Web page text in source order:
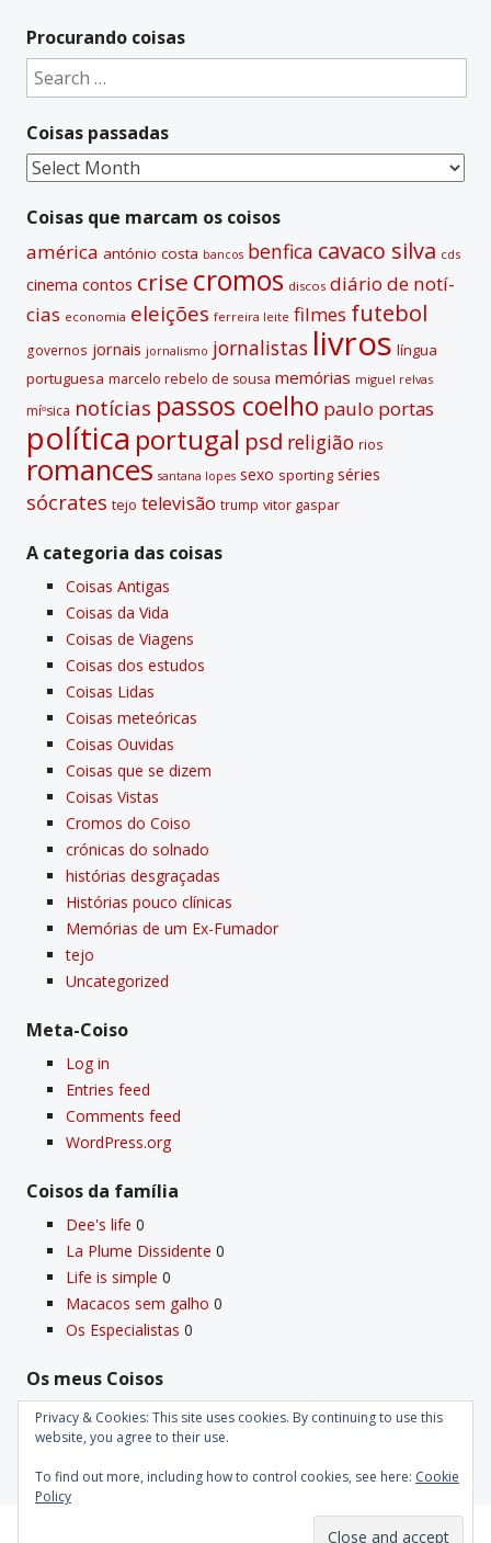
t
e
a
t
i
v
Procurando coisas
Search
for:
Coisas passadas
Coisas
Coisas que marcam os coisos
américa antónio costa bancos benfica cavaco silva cds
cinema contos crise cromos discos diário de notí­
cias economia eleições ferreira leite filmes futebol
governos jornais jornalismo jornalistas livros lí­ngua
portuguesa marcelo rebelo de sousa memórias miguel relvas
míºsica notí­cias passos coelho paulo portas
polí­tica portugal psd religião rios
romances santana lopes sexo sporting séries
sócrates tejo televisão trump vitor gaspar
A categoria das coisas
Coisas Antigas
Coisas da Vida
Coisas de Viagens
Coisas dos estudos
Coisas Lidas
Coisas meteóricas
Coisas Ouvidas
Coisas que se dizem
Coisas Vistas
Cromos do Coiso
crónicas do solnado
histórias desgraçadas
Histórias pouco clí­nicas
Memórias de um Ex-Fumador
tejo
Uncategorized
Meta-Coiso
Log in
Entries feed
Comments feed
WordPress.org
Coisos da famí­lia
Dee's life 0
La Plume Dissidente 0
Life is simple 0
Macacos sem galho 0
Os Especialistas 0
Os meus Coisos
Deus0
Velho Coiso0
Privacy & Cookies: This site uses cookies. By continuing to use this
website, you agree to their use.
To find out more, including how to control cookies, see here: Cookie
Policy